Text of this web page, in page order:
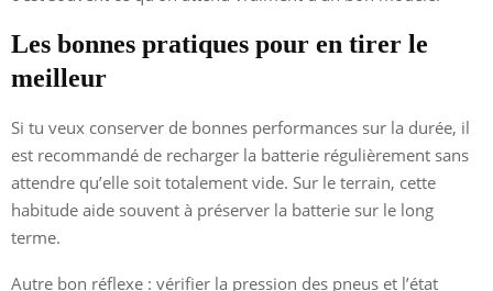
Les bonnes pratiques pour en tirer le
meilleur
Si tu veux conserver de bonnes performances sur la durée, il
est recommandé de recharger la batterie régulièrement sans
attendre qu’elle soit totalement vide. Sur le terrain, cette
habitude aide souvent à préserver la batterie sur le long
terme.
Autre bon réflexe : vérifier la pression des pneus et l’état